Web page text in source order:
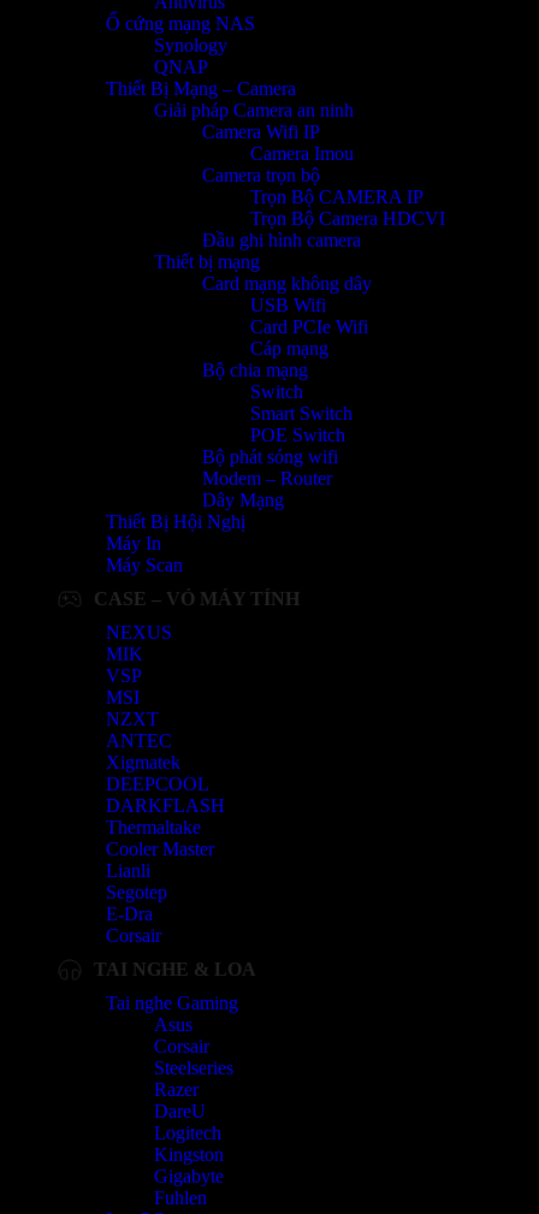
Ổ cứng mạng NAS
Synology
QNAP
Thiết Bị Mạng – Camera
Giải pháp Camera an ninh
Camera Wifi IP
Camera Imou
Camera trọn bộ
Trọn Bộ CAMERA IP
Trọn Bộ Camera HDCVI
Đầu ghi hình camera
Thiết bị mạng
Card mạng không dây
USB Wifi
Card PCIe Wifi
Cáp mạng
Bộ chia mạng
Switch
Smart Switch
POE Switch
Bộ phát sóng wifi
Modem – Router
Dây Mạng
Thiết Bị Hội Nghị
Máy In
Máy Scan
CASE – VỎ MÁY TÍNH
NEXUS
MIK
VSP
MSI
NZXT
ANTEC
Xigmatek
DEEPCOOL
DARKFLASH
Thermaltake
Cooler Master
Lianli
Segotep
E-Dra
Corsair
TAI NGHE & LOA
Tai nghe Gaming
Asus
Corsair
Steelseries
Razer
DareU
Logitech
Kingston
Gigabyte
Fuhlen